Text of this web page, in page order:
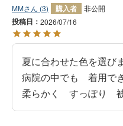
MM 3 購入者 非公開
投稿日 2026/07/16
夏に合わせた色を選び
病院の中でも　着用で
柔らかく　すっぽり　